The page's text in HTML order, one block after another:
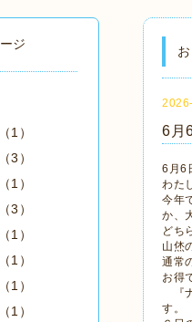
6月
6月6
わた
今年
か、
どち
山烋
通常
お得
『
す。
ジ
1）
3）
1）
3）
1）
1）
1）
1）